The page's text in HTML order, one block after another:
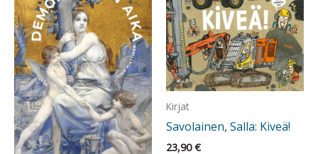
Kirjat
Savolainen, Salla: Kiveä!
23,90€